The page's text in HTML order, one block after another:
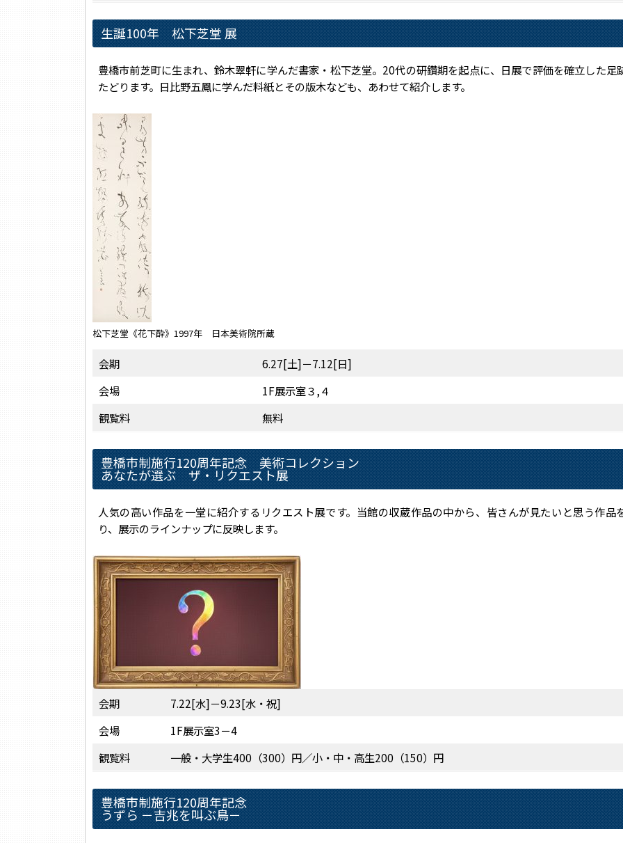
生誕100年 松下芝堂 展
豊橋市前芝町に生まれ、鈴木翠軒に学んだ書家・松下芝堂。20代の研鑽期を起点に、日展で評価を確立した足
たどります。日比野五鳳に学んだ料紙とその版木なども、あわせて紹介します。
松下芝堂《花下酔》1997年 日本美術院所蔵
会期
6.27[土]－7.12[日]
会場
1F展示室３,４
観覧料
無料
豊橋市制施行120周年記念 美術コレクション
あなたが選ぶ ザ・リクエスト展
人気の高い作品を一堂に紹介するリクエスト展です。当館の収蔵作品の中から、皆さんが見たいと思う作品
り、展示のラインナップに反映します。
会期
7.22[水]－9.23[水・祝]
会場
1F展示室3－4
観覧料
一般・大学生400（300）円／小・中・高生200（150）円
豊橋市制施行120周年記念
うずら －吉兆を叫ぶ鳥－